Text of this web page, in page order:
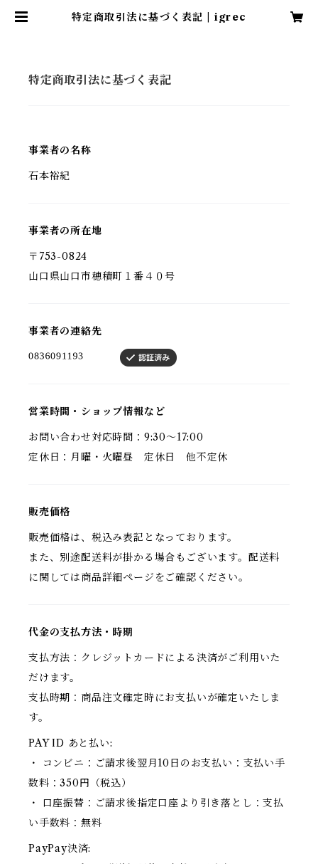
特定商取引法に基づく表記 | igrec
特定商取引法に基づく表記
事業者の名称
石本裕紀
事業者の所在地
〒753-0824
山口県山口市穂積町１番４０号
事業者の連絡先
営業時間・ショップ情報など
お問い合わせ対応時間：9:30〜17:00
定休日：月曜・火曜昼 定休日 他不定休
販売価格
販売価格は、税込み表記となっております。
また、別途配送料が掛かる場合もございます。配送料
に関しては商品詳細ページをご確認ください。
代金の支払方法・時期
支払方法：クレジットカードによる決済がご利用いた
だけます。
支払時期：商品注文確定時にお支払いが確定いたしま
す。
PAY ID あと払い:
・ コンビニ：ご請求後翌月10日のお支払い：支払い手
数料：350円（税込）
・ 口座振替：ご請求後指定口座より引き落とし：支払
い手数料：無料
PayPay決済: